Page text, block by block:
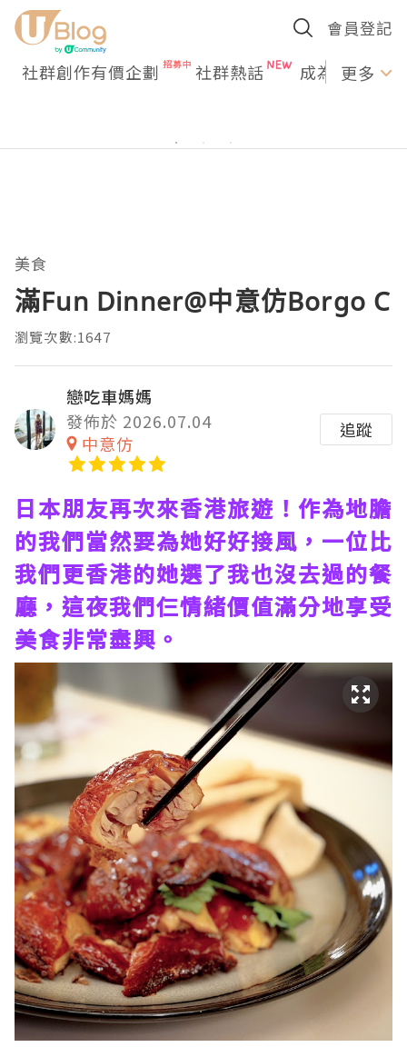
會員登記
社群創作有價企劃 社群熱話 成為U更多
美食
滿Fun Dinner@中意仿Borgo C
瀏覽次數:1647
戀吃車媽媽
發佈於 2026.07.04
中意仿
追蹤
日本朋友再次來香港旅遊！作為地膽
的我們當然要為她好好接風，一位比
我們更香港的她選了我也沒去過的餐
廳，這夜我們仨情緒價值滿分地享受
美食非常盡興。